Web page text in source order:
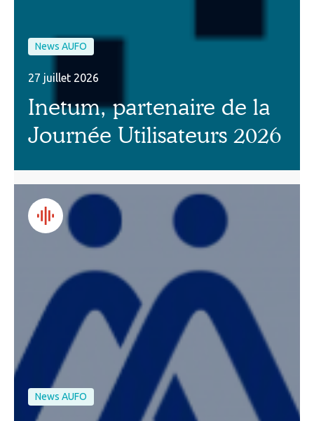
News AUFO
27 juillet 2026
Inetum, partenaire de la
Journée Utilisateurs 2026
News AUFO